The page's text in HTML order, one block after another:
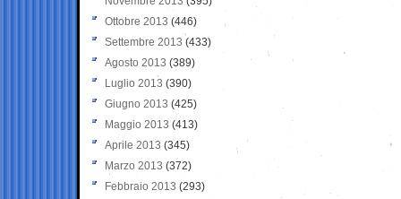
Ottobre 2013 (446)
Settembre 2013 (433)
Agosto 2013 (389)
Luglio 2013 (390)
Giugno 2013 (425)
Maggio 2013 (413)
Aprile 2013 (345)
Marzo 2013 (372)
Febbraio 2013 (293)